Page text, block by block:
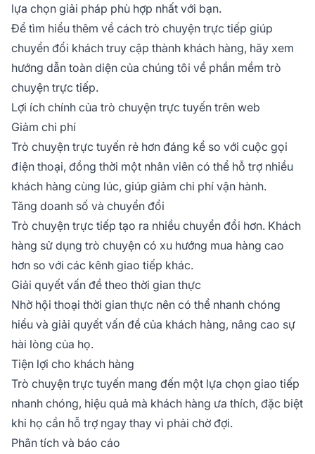
lựa chọn giải pháp phù hợp nhất với bạn.
Để tìm hiểu thêm về cách trò chuyện trực tiếp giúp
chuyển đổi khách truy cập thành khách hàng, hãy xem
hướng dẫn toàn diện của chúng tôi về phần mềm trò
chuyện trực tiếp.
Lợi ích chính của trò chuyện trực tuyến trên web
Giảm chi phí
Trò chuyện trực tuyến rẻ hơn đáng kể so với cuộc gọi
điện thoại, đồng thời một nhân viên có thể hỗ trợ nhiều
khách hàng cùng lúc, giúp giảm chi phí vận hành.
Tăng doanh số và chuyển đổi
Trò chuyện trực tiếp tạo ra nhiều chuyển đổi hơn. Khách
hàng sử dụng trò chuyện có xu hướng mua hàng cao
hơn so với các kênh giao tiếp khác.
Giải quyết vấn đề theo thời gian thực
Nhờ hội thoại thời gian thực nên có thể nhanh chóng
hiểu và giải quyết vấn đề của khách hàng, nâng cao sự
hài lòng của họ.
Tiện lợi cho khách hàng
Trò chuyện trực tuyến mang đến một lựa chọn giao tiếp
nhanh chóng, hiệu quả mà khách hàng ưa thích, đặc biệt
khi họ cần hỗ trợ ngay thay vì phải chờ đợi.
Phân tích và báo cáo